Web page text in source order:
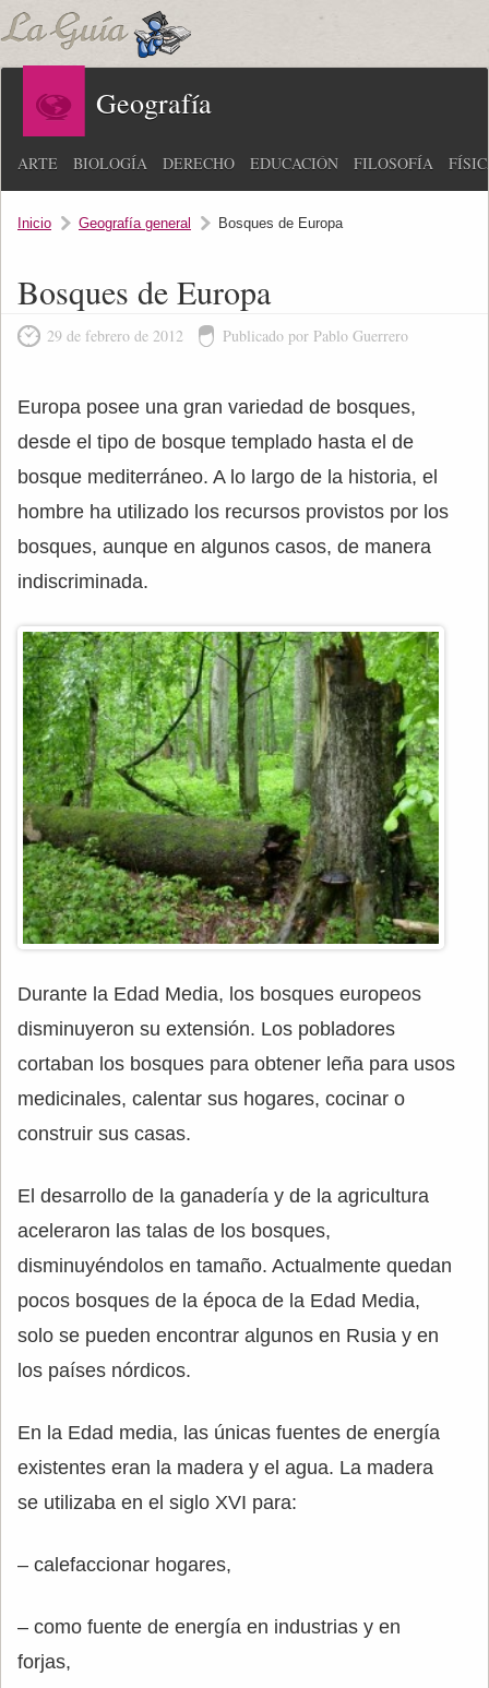
Geografía
ARTE BIOLOGÍA DERECHO EDUCACIÓN FILOSOFÍA
Inicio Geografía general Bosques de Europa
Bosques de Europa
29 de febrero de 2012 Publicado por Pablo Guerrero
Europa posee una gran variedad de bosques,
desde el tipo de bosque templado hasta el de
bosque mediterráneo. A lo largo de la historia, el
hombre ha utilizado los recursos provistos por los
bosques, aunque en algunos casos, de manera
indiscriminada.
Durante la Edad Media, los bosques europeos
disminuyeron su extensión. Los pobladores
cortaban los bosques para obtener leña para usos
medicinales, calentar sus hogares, cocinar o
construir sus casas.
El desarrollo de la ganadería y de la agricultura
aceleraron las talas de los bosques,
disminuyéndolos en tamaño. Actualmente quedan
pocos bosques de la época de la Edad Media,
solo se pueden encontrar algunos en Rusia y en
los países nórdicos.
En la Edad media, las únicas fuentes de energía
existentes eran la madera y el agua. La madera
se utilizaba en el siglo XVI para:
– calefaccionar hogares,
– como fuente de energía en industrias y en
forjas,